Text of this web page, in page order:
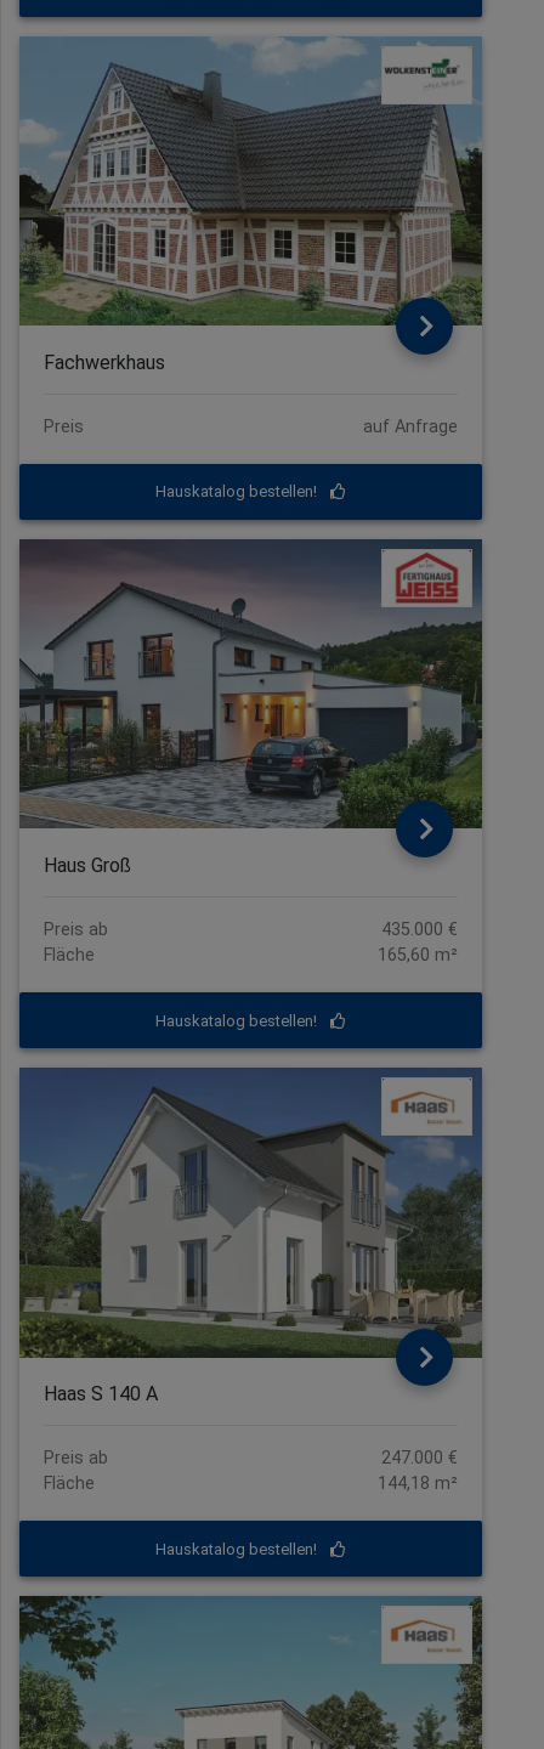
Fachwerkhaus
Preis auf Anfrage
Hauskatalog bestellen!
Haus Groß
Preis ab
435.000 €
Fläche
165,60 m²
Hauskatalog bestellen!
Haas S 140 A
Preis ab
247.000 €
Fläche
144,18 m²
Hauskatalog bestellen!